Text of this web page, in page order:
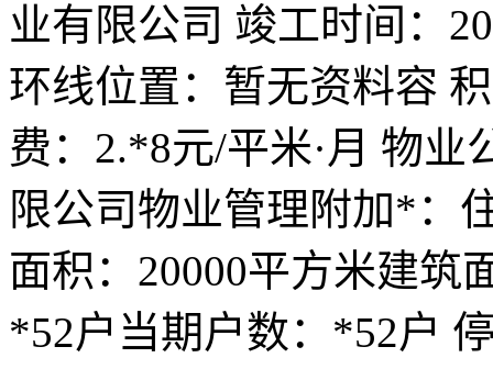
业有限公司 竣工时间：
环线位置：暂无资料容
费：2.*8元/平米·月 物
限公司物业管理附加*：
面积：20000平方米建筑
*52户当期户数：*52户